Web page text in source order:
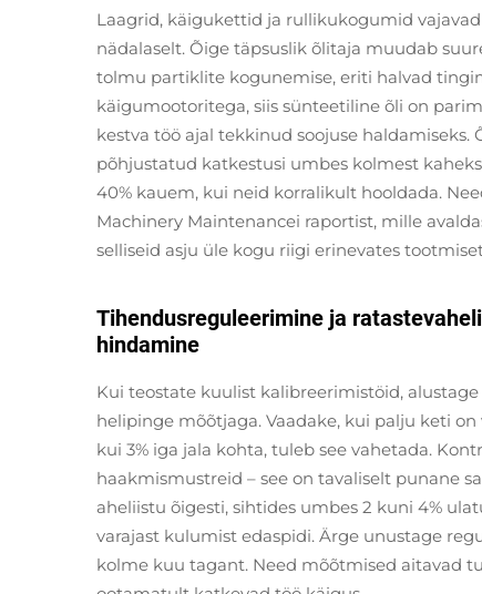
Laagrid, käigukettid ja rullikukogumid
nädalaselt. Õige täpsuslik õlitaja muudab
tolmu partiklite kogunemise, eriti halvad
käigumootoritega, siis sünteetiline õli on
kestva töö ajal tekkinud soojuse
põhjustatud katkestusi umbes kolmest
40% kauem, kui neid korralikult hooldada.
Machinery Maintenancei raportist, mille
selliseid asju üle kogu riigi erinevates
Tihendusreguleerimine ja
hindamine
Kui teostate kuulist kalibreerimistöid,
helipinge mõõtjaga. Vaadake, kui palju keti
kui 3% iga jala kohta, tuleb see vahetada.
haakmismustreid – see on tavaliselt punane
aheliistu õigesti, sihtides umbes 2 kuni 4%
varajast kulumist edaspidi. Ärge unustage
kolme kuu tagant. Need mõõtmised aitavad